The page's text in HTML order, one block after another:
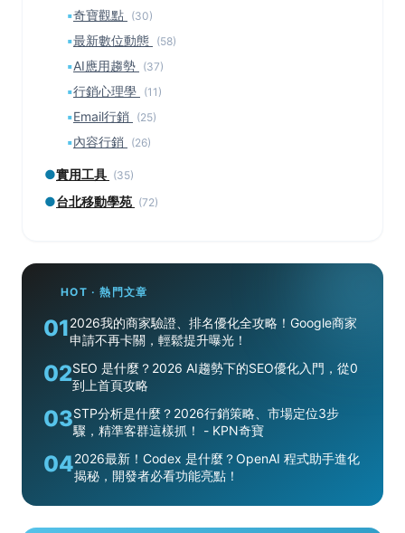
▪奇寶觀點 (30)
▪最新數位動態 (58)
▪AI應用趨勢 (37)
▪行銷心理學 (11)
▪Email行銷 (25)
▪內容行銷 (26)
●實用工具 (35)
●台北移動學苑 (72)
HOT · 熱門文章
012026我的商家驗證、排名優化全攻略！Google商家
申請不再卡關，輕鬆提升曝光！
02SEO 是什麼？2026 AI趨勢下的SEO優化入門，從0
到上首頁攻略
03STP分析是什麼？2026行銷策略、市場定位3步
驟，精準客群這樣抓！ - KPN奇寶
042026最新！Codex 是什麼？OpenAI 程式助手進化
揭秘，開發者必看功能亮點！